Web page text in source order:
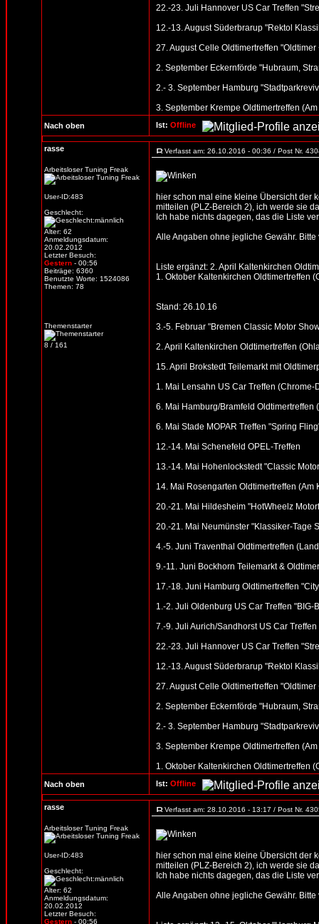
22.-23. Juli Hannover US Car Treffen
12.-13. August Süderbrarup "Rektol
27. August Celle Oldtimertreffen "Oldtimer
2. September Eckernförde "Hubraum,
2.- 3. September Hamburg
3. September Krempe Oldtimertreffen
Nach oben Ist: Offline
rasse
Arbeitsloser Tuning Freak
User-ID:483
Geschlecht:
Alter: 62
Anmeldungsdatum:
20.02.2012
Letzter Besuch:
Gestern - 00:56
Beiträge: 6360
Benutzte Worte: 1524086
Themen: 78
Themenstarter
8 / 161
Verfasst am: 26.10.2016 - 00:36 / Post Nr.
hier schon mal eine kleine Übersicht der
mitteilen (PLZ-Bereich 2), ich werde sie
Ich habe nichts dagegen, das die Liste
Alle Angaben ohne jegliche Gewähr.
Liste ergänzt: 2. April Kaltenkirchen
1. Oktober Kaltenkirchen Oldtimertreffen
Stand: 26.10.16
3.-5. Februar "Bremen Classic Motor
2. April Kaltenkirchen Oldtimertreffen
15. April Brokstedt Teilemarkt mit
1. Mai Lensahn US Car Treffen (Chrome-
6. Mai Hamburg/Bramfeld Oldtimertreffen
6. Mai Stade MOPAR Treffen "Spring
12.-14. Mai Schenefeld OPEL-Treffen
13.-14. Mai Hohenlockstedt "Classic
14. Mai Rosengarten Oldtimertreffen (Am
20.-21. Mai Hildesheim "HotWheelz
20.-21. Mai Neumünster "Klassiker-Tage
4.-5. Juni Traventhal Oldtimertreffen
9.-11. Juni Bockhorn Teilemarkt &
17.-18. Juni Hamburg Oldtimertreffen
1.-2. Juli Oldenburg US Car Treffen
7.-9. Juli Aurich/Sandhorst US Car
22.-23. Juli Hannover US Car Treffen
12.-13. August Süderbrarup "Rektol
27. August Celle Oldtimertreffen "Oldtimer
2. September Eckernförde "Hubraum,
2.- 3. September Hamburg
3. September Krempe Oldtimertreffen
1. Oktober Kaltenkirchen Oldtimertreffen
Nach oben Ist: Offline
rasse
Arbeitsloser Tuning Freak
User-ID:483
Geschlecht:
Alter: 62
Anmeldungsdatum:
20.02.2012
Letzter Besuch:
Gestern - 00:56
Verfasst am: 28.10.2016 - 13:17 / Post Nr.
hier schon mal eine kleine Übersicht der
mitteilen (PLZ-Bereich 2), ich werde sie
Ich habe nichts dagegen, das die Liste
Alle Angaben ohne jegliche Gewähr.